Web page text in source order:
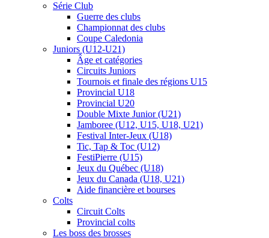
Série Club
Guerre des clubs
Championnat des clubs
Coupe Caledonia
Juniors (U12-U21)
Âge et catégories
Circuits Juniors
Tournois et finale des régions U15
Provincial U18
Provincial U20
Double Mixte Junior (U21)
Jamboree (U12, U15, U18, U21)
Festival Inter-Jeux (U18)
Tic, Tap & Toc (U12)
FestiPierre (U15)
Jeux du Québec (U18)
Jeux du Canada (U18, U21)
Aide financière et bourses
Colts
Circuit Colts
Provincial colts
Les boss des brosses